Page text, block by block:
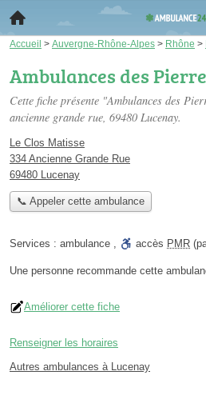
Accueil > Auvergne-Rhône-Alpes > Rhône >
Ambulances des
Cette fiche présente "Ambulances des
ancienne grande rue, 69480 Lucenay.
Le Clos Matisse
334 Ancienne Grande Rue
69480 Lucenay
📞 Appeler cette ambulance
Services : ambulance , accès PMR
Une personne recommande cette
Améliorer cette fiche
Renseigner les horaires
Autres ambulances à Lucenay